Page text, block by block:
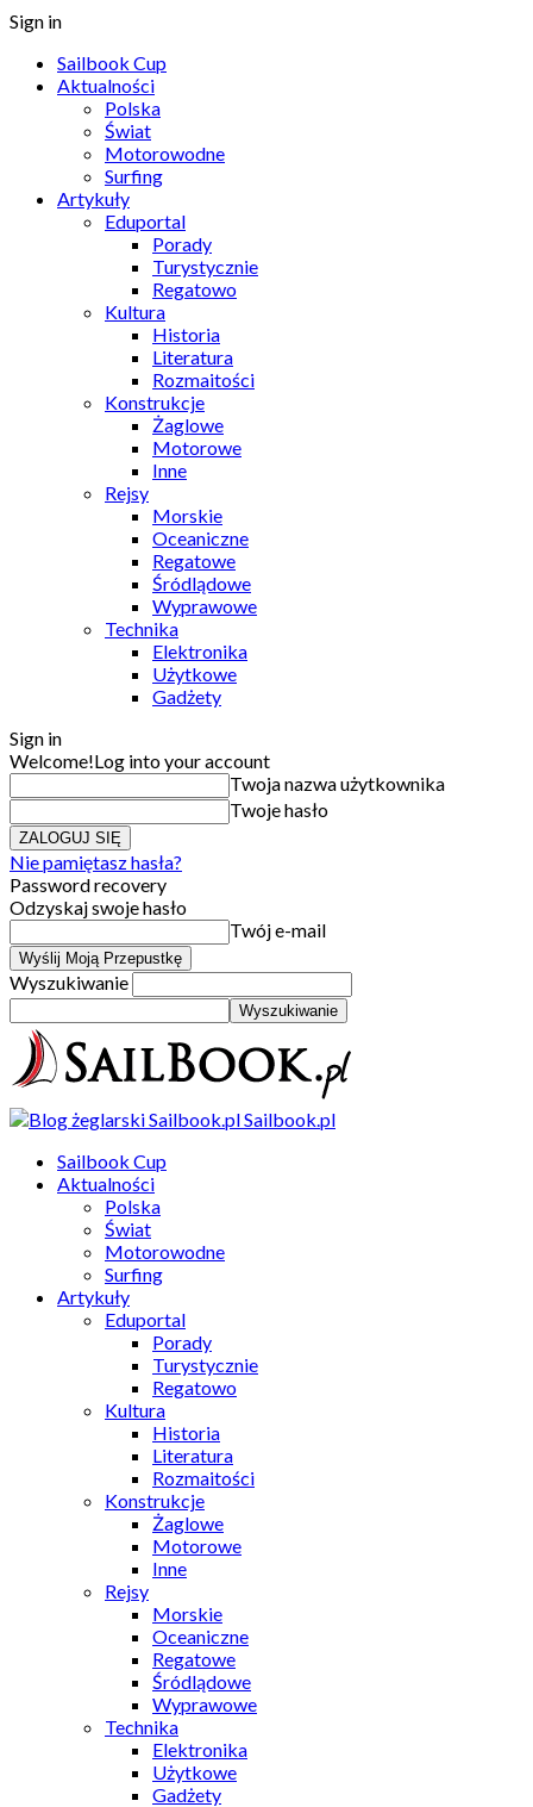
Sign in
Sailbook Cup
Aktualności
Polska
Świat
Motorowodne
Surfing
Artykuły
Eduportal
Porady
Turystycznie
Regatowo
Kultura
Historia
Literatura
Rozmaitości
Konstrukcje
Żaglowe
Motorowe
Inne
Rejsy
Morskie
Oceaniczne
Regatowe
Śródlądowe
Wyprawowe
Technika
Elektronika
Użytkowe
Gadżety
Sign in
Welcome!Log into your account
Twoja nazwa użytkownika
Twoje hasło
Nie pamiętasz hasła?
Password recovery
Odzyskaj swoje hasło
Twój e-mail
Wyszukiwanie
Sailbook.pl
Sailbook Cup
Aktualności
Polska
Świat
Motorowodne
Surfing
Artykuły
Eduportal
Porady
Turystycznie
Regatowo
Kultura
Historia
Literatura
Rozmaitości
Konstrukcje
Żaglowe
Motorowe
Inne
Rejsy
Morskie
Oceaniczne
Regatowe
Śródlądowe
Wyprawowe
Technika
Elektronika
Użytkowe
Gadżety